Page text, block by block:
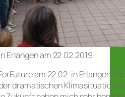
Erlangen am 22.02.2019
am 22.02. in Erlangen
dramatischen Klimasituation